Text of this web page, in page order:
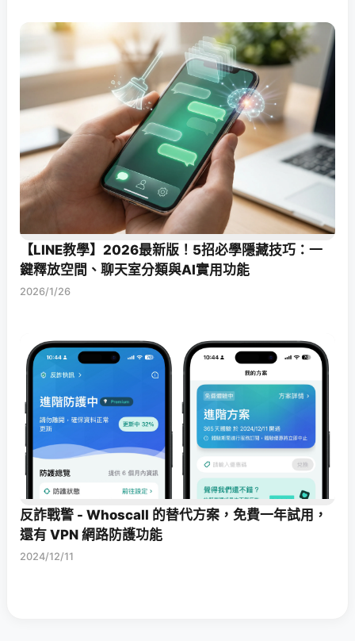
【LINE教學】2026最新版！5招必學隱藏技巧：一
鍵釋放空間、聊天室分類與AI實用功能
2026/1/26
反詐戰警 - Whoscall 的替代方案，免費一年試用，
還有 VPN 網路防護功能
2024/12/11